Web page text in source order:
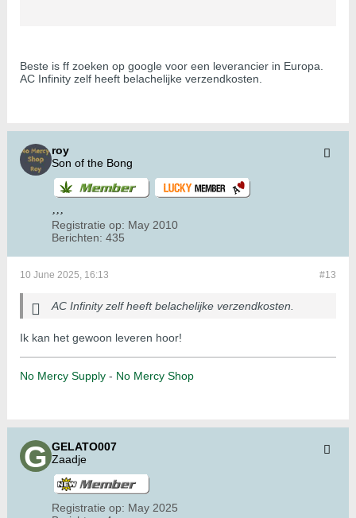
Beste is ff zoeken op google voor een leverancier in Europa.
AC Infinity zelf heeft belachelijke verzendkosten.
roy
Son of the Bong
Registratie op: May 2010
Berichten: 435
#13
10 June 2025, 16:13
AC Infinity zelf heeft belachelijke verzendkosten.
Ik kan het gewoon leveren hoor!
No Mercy Supply - No Mercy Shop
GELATO007
Zaadje
Registratie op: May 2025